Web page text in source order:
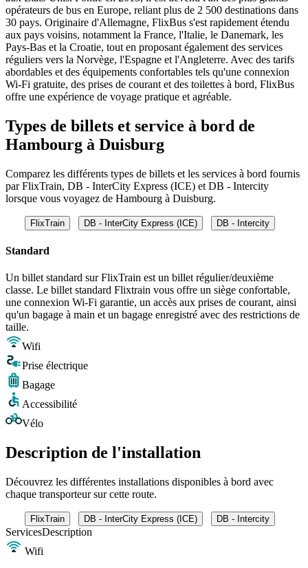
opérateurs de bus en Europe, reliant plus de 2 500 destinations dans
30 pays. Originaire d'Allemagne, FlixBus s'est rapidement étendu
aux pays voisins, notamment la France, l'Italie, le Danemark, les
Pays-Bas et la Croatie, tout en proposant également des services
réguliers vers la Norvège, l'Espagne et l'Angleterre. Avec des tarifs
abordables et des équipements confortables tels qu'une connexion
Wi-Fi gratuite, des prises de courant et des toilettes à bord, FlixBus
offre une expérience de voyage pratique et agréable.
Types de billets et service à bord de
Hambourg à Duisburg
Comparez les différents types de billets et les services à bord fournis
par FlixTrain, DB - InterCity Express (ICE) et DB - Intercity
lorsque vous voyagez de Hambourg à Duisburg.
FlixTrain DB - InterCity Express (ICE) DB - Intercity
Standard
Un billet standard sur FlixTrain est un billet régulier/deuxième
classe. Le billet standard Flixtrain vous offre un siège confortable,
une connexion Wi-Fi garantie, un accès aux prises de courant, ainsi
qu'un bagage à main et un bagage enregistré avec des restrictions de
taille.
Wifi
Prise électrique
Bagage
Accessibilité
Vélo
Description de l'installation
Découvrez les différentes installations disponibles à bord avec
chaque transporteur sur cette route.
FlixTrain DB - InterCity Express (ICE) DB - Intercity
ServicesDescription
Wifi